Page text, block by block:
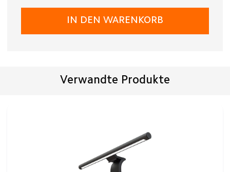
IN DEN WARENKORB
Verwandte Produkte